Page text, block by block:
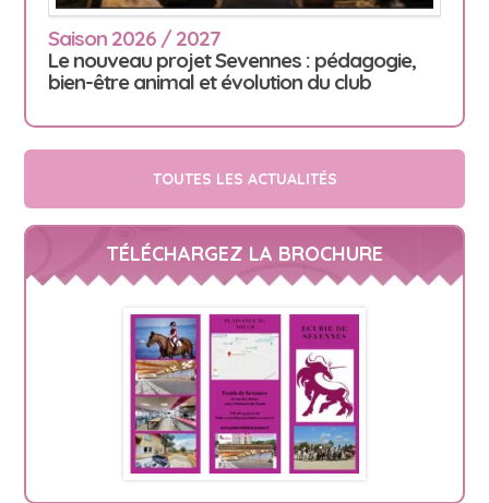
Saison 2026 / 2027
Le nouveau projet Sevennes : pédagogie,
bien-être animal et évolution du club
TOUTES LES ACTUALITÉS
TÉLÉCHARGEZ LA BROCHURE